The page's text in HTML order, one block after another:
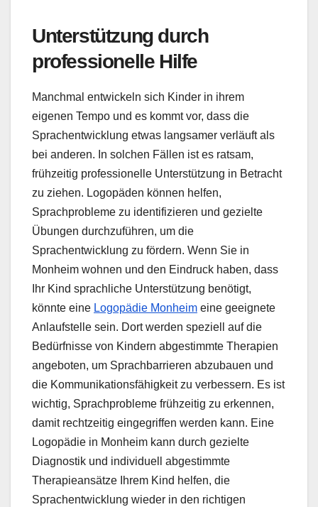
Unterstützung durch
professionelle Hilfe
Manchmal entwickeln sich Kinder in ihrem
eigenen Tempo und es kommt vor, dass die
Sprachentwicklung etwas langsamer verläuft als
bei anderen. In solchen Fällen ist es ratsam,
frühzeitig professionelle Unterstützung in Betracht
zu ziehen. Logopäden können helfen,
Sprachprobleme zu identifizieren und gezielte
Übungen durchzuführen, um die
Sprachentwicklung zu fördern. Wenn Sie in
Monheim wohnen und den Eindruck haben, dass
Ihr Kind sprachliche Unterstützung benötigt,
könnte eine Logopädie Monheim eine geeignete
Anlaufstelle sein. Dort werden speziell auf die
Bedürfnisse von Kindern abgestimmte Therapien
angeboten, um Sprachbarrieren abzubauen und
die Kommunikationsfähigkeit zu verbessern. Es ist
wichtig, Sprachprobleme frühzeitig zu erkennen,
damit rechtzeitig eingegriffen werden kann. Eine
Logopädie in Monheim kann durch gezielte
Diagnostik und individuell abgestimmte
Therapieansätze Ihrem Kind helfen, die
Sprachentwicklung wieder in den richtigen